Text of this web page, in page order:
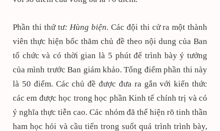
Phần thi thứ tư: Hùng biện. Các đội thi cử ra một thành
viên thực hiện bốc thăm chủ đề theo nội dung của Ban
tổ chức và có thời gian là 5 phút để trình bày ý tưởng
của mình trước Ban giám khảo. Tổng điểm phần thi này
là 50 điểm. Các chủ đề được đưa ra gắn với kiến thức
các em được học trong học phần Kinh tế chính trị và có
ý nghĩa thực tiễn cao. Các nhóm đã thể hiện rõ tinh thần
ham học hỏi và cầu tiến trong suốt quá trình trình bày,